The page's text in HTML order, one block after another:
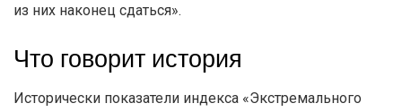
из них наконец сдаться».
Что говорит история
Исторически показатели индекса «Экстремального